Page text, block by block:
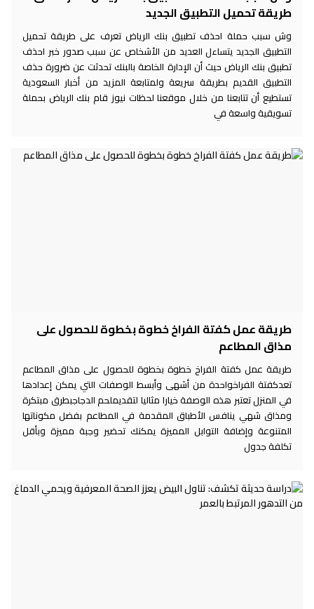
طريقة تحميل التطبيق الجديد
وش سبب حملة احذف تطبيق بنك الرياض تعرف على طريقة تحميل
التطبيق الجديد يتساءل العديد من الأشخاص عن سبب صدور خبر احذف
تطبيق بنك الرياض حيث أن الإدارة الخاصة بالبنك تحدثت عن ضرورة حذف
التطبيق القديم بطريقة سريعة ولمتابعة المزيد من أخبار السعودية
تستطيع أن تتابعنا من خلال موقعنا لحظات نيوز قام بنك الرياض بحملة
تسويقية واسعة في
طريقة عمل كفتة الفراخ خطوة بخطوة للحصول على
مذاق المطاعم
طريقة عمل كفتة الفراخ خطوة بخطوة للحصول على مذاق المطاعم
تعدكفتة الفراخواحدة من أشهى وأبسط الوصفات التي يمكن إعدادها
في المنزل تعتبر هذه الوصفة خيارا مثاليا لتقديملحم الدجاجبطرق مبتكرة
ومذاق شهي ينافس الأطباق المقدمة في المطاعم بفضل مكوناتها
المتنوعة وإضافة التوابل المميزة يمكنك تحضير وجبة مميزة وبأقل
تكلفة جدول